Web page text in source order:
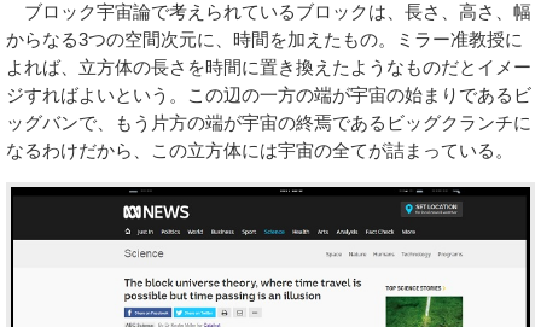
ブロック宇宙論で考えられているブロックは、長さ、高さ、幅
からなる3つの空間次元に、時間を加えたもの。ミラー准教授に
よれば、立方体の長さを時間に置き換えたようなものだとイメー
ジすればよいという。この辺の一方の端が宇宙の始まりであるビ
ッグバンで、もう片方の端が宇宙の終焉であるビッグクランチに
なるわけだから、この立方体には宇宙の全てが詰まっている。